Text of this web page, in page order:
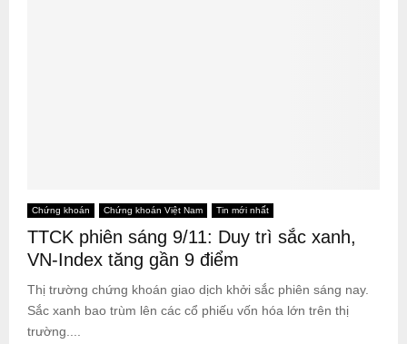
Chứng khoán Chứng khoán Việt Nam Tin mới nhất
TTCK phiên sáng 9/11: Duy trì sắc xanh,
VN-Index tăng gần 9 điểm
Thị trường chứng khoán giao dịch khởi sắc phiên sáng nay.
Sắc xanh bao trùm lên các cổ phiếu vốn hóa lớn trên thị
trường....